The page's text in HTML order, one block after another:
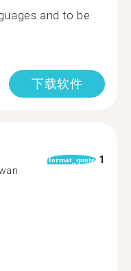
and to be
下载软件
format_quote 1